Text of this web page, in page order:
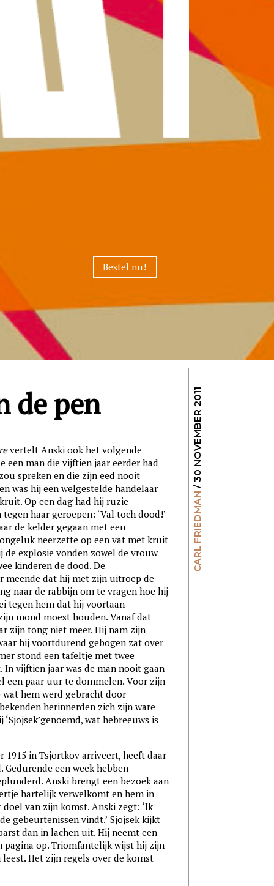
Bestel nu!
CARL FRIEDMAN
/ 30 NOVEMBER 2011
de pen
vertelt Anski ook het volgende
een man die vijftien jaar eerder had
spreken en die zijn eed nooit
was hij een welgestelde handelaar
Op een dag had hij ruzie
haar geroepen: ‘Val toch dood!’
de kelder gegaan met een
neerzette op een vat met kruit
explosie vonden zowel de vrouw
kinderen de dood. De
meende dat hij met zijn uitroep de
naar de rabbijn om te vragen hoe hij
tegen hem dat hij voortaan
mond moest houden. Vanaf dat
zijn tong niet meer. Hij nam zijn
hij voortdurend gebogen zat over
stond een tafeltje met twee
In vijftien jaar was de man nooit gaan
een paar uur te dommelen. Voor zijn
wat hem werd gebracht door
herinnerden zich zijn ware
wat hebreeuws is
1915 in Tsjortkov arriveert, heeft daar
een week hebben
Anski brengt een bezoek aan
hartelijk verwelkomt en hem in
van zijn komst. Anski zegt: ‘Ik
gebeurtenissen vindt.’ Sjojsek kijkt
dan in lachen uit. Hij neemt een
pagina op. Triomfantelijk wijst hij zijn
leest. Het zijn regels over de komst